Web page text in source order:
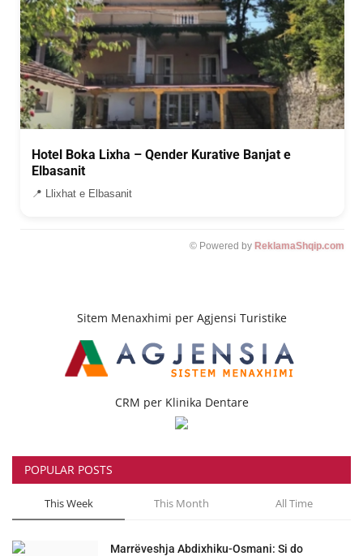
Hotel Boka Lixha – Qender Kurative Banjat e
Elbasanit
📍 Llixhat e Elbasanit
© Powered by ReklamaShqip.com
Sitem Menaxhimi per Agjensi Turistike
CRM per Klinika Dentare
POPULAR POSTS
This Week This Month All Time
Marrëveshja Abdixhiku-Osmani: Si do